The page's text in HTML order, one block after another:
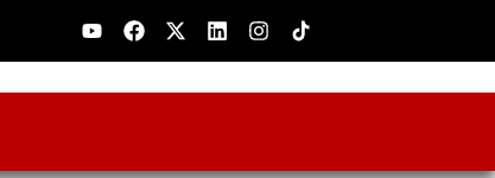
YoutubeFacebook
X-
twitter
LinkedinInstagram